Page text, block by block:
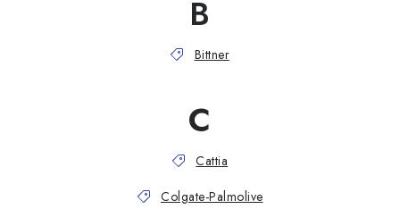
B
Bittner
C
Cattia
Colgate-Palmolive